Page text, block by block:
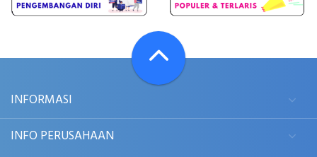
INFORMASI
INFO PERUSAHAAN